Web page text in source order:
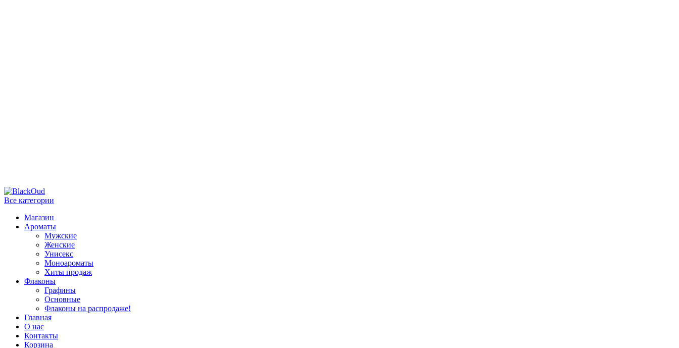
Все категории
Магазин
Ароматы
Мужские
Женские
Унисекс
Моноароматы
Хиты продаж
Флаконы
Графины
Основные
Флаконы на распродаже!
Главная
О нас
Контакты
Корзина